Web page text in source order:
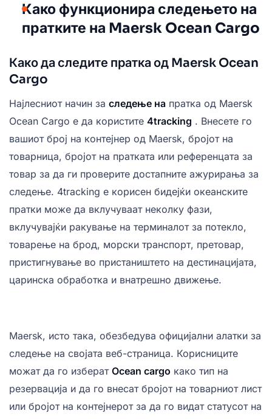
Како функционира следењето на
пратките на Maersk Ocean Cargo
Како да следите пратка од Maersk Ocean
Cargo
Најлесниот начин за следење на пратка од Maersk
Ocean Cargo е да користите 4tracking . Внесете го
вашиот број на контејнер од Maersk, бројот на
товарница, бројот на пратката или референцата за
товар за да ги проверите достапните ажурирања за
следење. 4tracking е корисен бидејќи океанските
пратки може да вклучуваат неколку фази,
вклучувајќи ракување на терминалот за потекло,
товарење на брод, морски транспорт, претовар,
пристигнување во пристаништето на дестинацијата,
царинска обработка и внатрешно движење.
Maersk, исто така, обезбедува официјални алатки за
следење на својата веб-страница. Корисниците
можат да го изберат Ocean cargo како тип на
резервација и да го внесат бројот на товарниот лист
или бројот на контејнерот за да го видат статусот на